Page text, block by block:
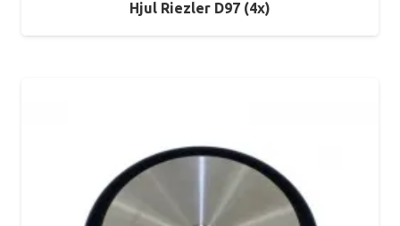
Hjul Riezler D97 (4x)